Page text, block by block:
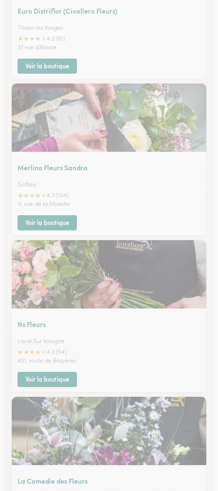
Euro Distriflor (Civallero Fleurs)
Thaon les Vosges
★★★★
4.2 (81)
27 rue d'Alsace
Voir la boutique
Merlino Fleurs Sandra
Golbey
★★★★
4.3 (104)
11, rue de la Moselle
Voir la boutique
Ns Fleurs
Laval Sur Vologne
★★★★
4.3 (54)
451, route de Bruyères
Voir la boutique
La Comedie des Fleurs